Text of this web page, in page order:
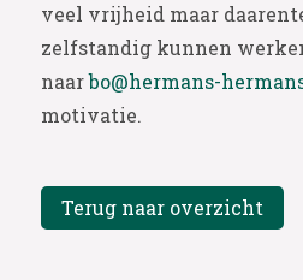
veel vrijheid maar
zelfstandig kunnen
naarbo@hermans-
motivatie.
Terug naar overzicht